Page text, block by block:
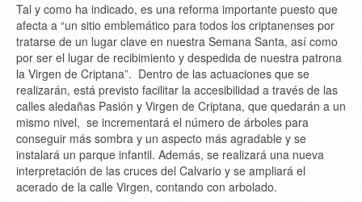
Tal y como ha indicado, es una reforma importante puesto que
afecta a “un sitio emblemático para todos los criptanenses por
tratarse de un lugar clave en nuestra Semana Santa, así como
por ser el lugar de recibimiento y despedida de nuestra patrona
la Virgen de Criptana”. Dentro de las actuaciones que se
realizarán, está previsto facilitar la accesibilidad a través de las
calles aledañas Pasión y Virgen de Criptana, que quedarán a un
mismo nivel, se incrementará el número de árboles para
conseguir más sombra y un aspecto más agradable y se
instalará un parque infantil. Además, se realizará una nueva
interpretación de las cruces del Calvario y se ampliará el
acerado de la calle Virgen, contando con arbolado.